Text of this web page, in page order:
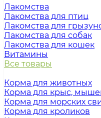
Лакомства
Лакомства для птиц
Лакомства для
Лакомства для собак
Лакомства для кошек
Витамины
Все товары
Корма для животных
Корма для крыс,
Корма для морских
Корма для кроликов